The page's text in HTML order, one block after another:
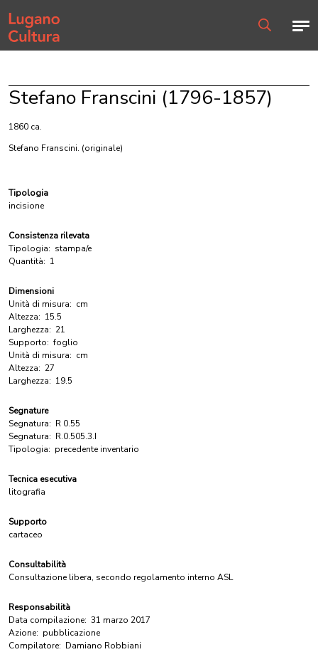
Home page
Stefano Franscini (1796-1857)
1860 ca.
Stefano Franscini. (originale)
Tipologia
incisione
Consistenza rilevata
Tipologia: stampa/e
Quantità: 1
Dimensioni
Unità di misura: cm
Altezza: 15.5
Larghezza: 21
Supporto: foglio
Unità di misura: cm
Altezza: 27
Larghezza: 19.5
Segnature
Segnatura: R 0.55
Segnatura: R.0.505.3.I
Tipologia: precedente inventario
Tecnica esecutiva
litografia
Supporto
cartaceo
Consultabilità
Consultazione libera, secondo regolamento interno ASL
Responsabilità
Data compilazione: 31 marzo 2017
Azione: pubblicazione
Compilatore: Damiano Robbiani